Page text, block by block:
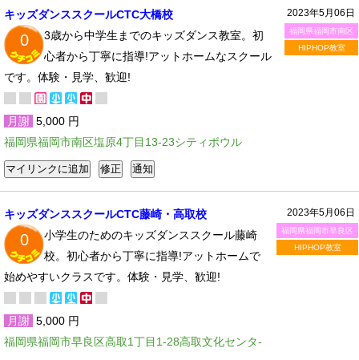
2023年5月06日
福岡県福岡市南区
HIPHOP教室
キッズダンススクールCTC大橋校
0
3歳から中学生までのキッズダンス教室。初
心者から丁寧に指導!アットホームなスクール
です。体験・見学、歓迎!
月謝 5,000 円
福岡県福岡市南区塩原4丁目13-23シティボウル
2023年5月06日
福岡県福岡市早良区
HIPHOP教室
キッズダンススクールCTC藤崎・高取校
0
小学生のためのキッズダンススクール藤崎
校。初心者から丁寧に指導!アットホームで
始めやすいクラスです。体験・見学、歓迎!
月謝 5,000 円
福岡県福岡市早良区高取1丁目1-28高取文化センタ-